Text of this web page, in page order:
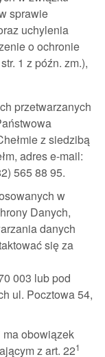
sprawie
uchylenia
o ochronie
1 z późn. zm.),
przetwarzanych
z siedzibą
adres e-mail:
565 88 95.
w
Danych,
danych
się za
003 lub pod
ul. Pocztowa 54,
obowiązek
z art. 221